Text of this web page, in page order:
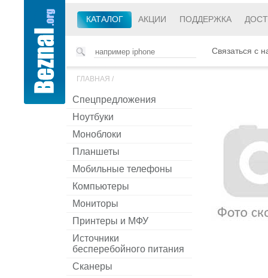
КАТАЛОГ АКЦИИ ПОДДЕРЖКА
Связаться с
ГЛАВНАЯ /
Спецпредложения
Ноутбуки
Моноблоки
Планшеты
Мобильные телефоны
Компьютеры
Мониторы
Принтеры и МФУ
Источники
бесперебойного питания
Сканеры